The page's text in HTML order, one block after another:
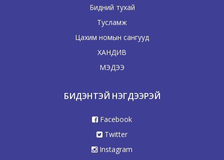
Бидний тухай
Тусламж
Цахим номын сангууд
ХАНДИВ
МЭДЭЭ
БИДЭНТЭЙ НЭГДЭЭРЭЙ
Facebook
Twitter
Instagram